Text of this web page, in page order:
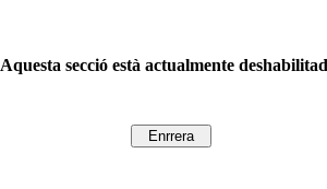
Aquesta secció està actualmente